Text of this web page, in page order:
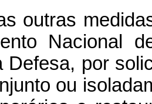
outras
Nacional
Defesa, por
ou